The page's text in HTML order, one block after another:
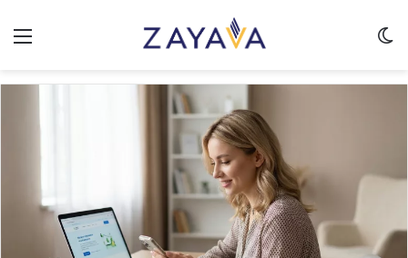
Меню